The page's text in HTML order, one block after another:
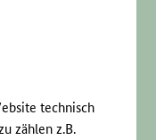
technisch
zählen z.B.